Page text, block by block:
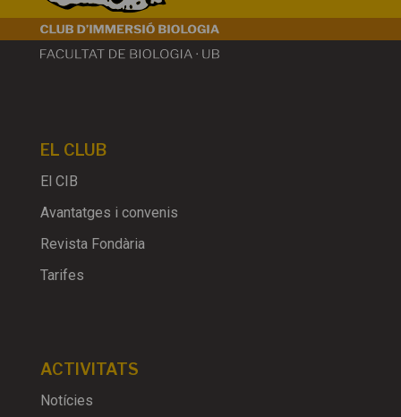
EL CLUB
El CIB
Avantatges i convenis
Revista Fondària
Tarifes
ACTIVITATS
Notícies